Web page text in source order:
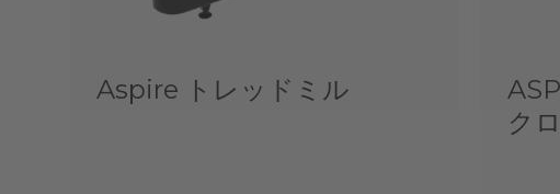
Aspire トレッドミル
ク